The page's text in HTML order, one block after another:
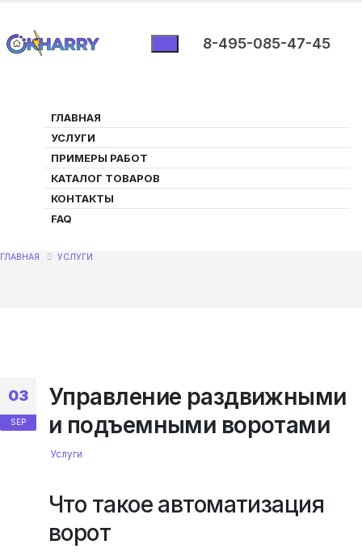
ГЛАВНАЯ
УСЛУГИ
ПРИМЕРЫ РАБОТ
КАТАЛОГ ТОВАРОВ
КОНТАКТЫ
FAQ
8-495-085-47-45
Автоматизация ворот —
раздвижные и подъемные
ворота с умным реле
ГЛАВНАЯ УСЛУГИ
03
SEP
Управление раздвижными
и подъемными воротами
Услуги
Что такое автоматизация
ворот